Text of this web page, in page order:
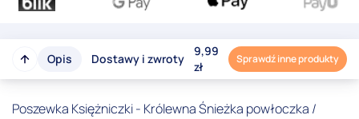
Opis Dostawy i zwroty
9,99
zł
Sprawdź inne produkty
Poszewka Księżniczki - Królewna Śnieżka powłoczka /